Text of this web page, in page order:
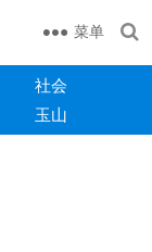
菜单
社会
玉山